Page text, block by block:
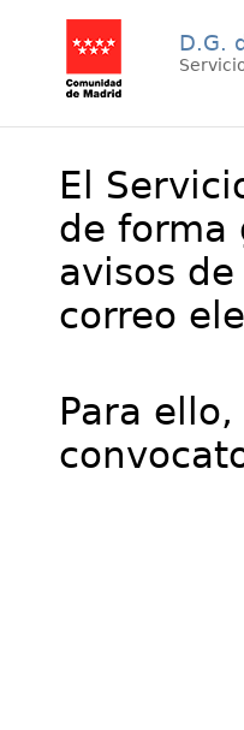
D.G.
El
de forma
avisos de
correo
Para